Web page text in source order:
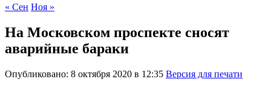
« Сен Ноя »
На Московском проспекте сносят
аварийные бараки
Опубликовано: 8 октября 2020 в 12:35 Версия для печати